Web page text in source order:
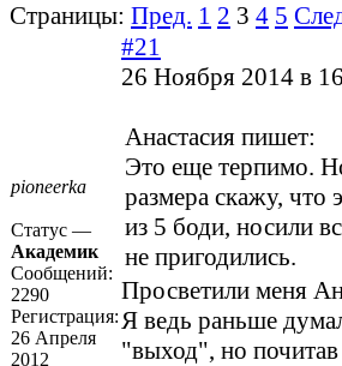
Страницы: Пред. 1 2 3 4 5
pioneerka
Статус —
Академик
Сообщений:
2290
Регистрация:
26 Апреля
2012
#21
26 Ноября 2014 в
Анастасия пишет:
Это еще терпимо.
размера скажу, что
из 5 боди, носили
не пригодились.
Просветили меня
Я ведь раньше
"выход", но